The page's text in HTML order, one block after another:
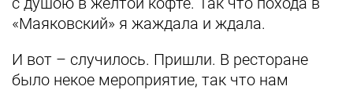
«Маяковский» я жаждала и ждала.
И вот – случилось. Пришли. В ресторане
было некое мероприятие, так что нам